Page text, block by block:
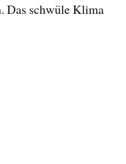
Das schwüle Klima